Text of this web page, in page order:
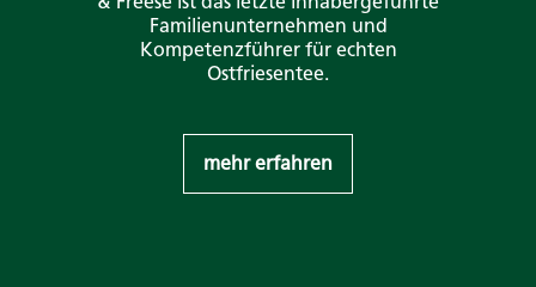
Familienunternehmen und
Kompetenzführer für echten
Ostfriesentee.
mehr erfahren